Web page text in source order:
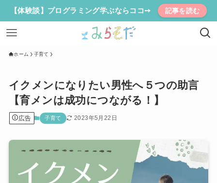
【体験談】プログラミング学ぶならココ➙ 記事を読む
ホーム 子育て
イクメンになりたい男性へ５つの助言
【育メンは成功につながる！】
広告 子育て 2023年5月22日